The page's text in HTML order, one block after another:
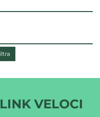
LINK VELOCI